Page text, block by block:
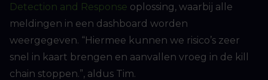
Detection and Response oplossing, waarbij alle
meldingen in een dashboard worden
weergegeven. “Hiermee kunnen we risico’s zeer
snel in kaart brengen en aanvallen vroeg in de kill
chain stoppen.”, aldus Tim.